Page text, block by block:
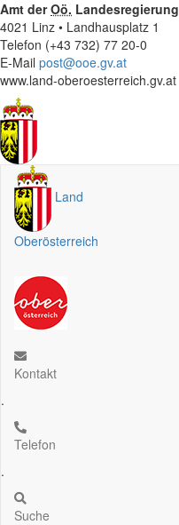
Amt derOö. Landesregierung
4021 Linz • Landhausplatz 1
Telefon (+43 732) 77 20-0
E-Mail post@ooe.gv.at
www.land-oberoesterreich.gv.at
Land
Oberösterreich
Kontakt
.
Telefon
.
Suche